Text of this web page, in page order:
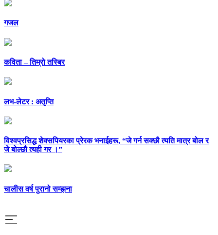
गजल
कविता – तिम्रो तस्बिर
लभ-लेटर : अतृप्ति
विश्वप्रसिद्ध शेक्सपियरका प्रेरक भनाईहरू, “जे गर्न सक्छौ त्यति मात्र बोल र
जे बोल्छौ त्यही गर ।”
चालीस वर्ष पुरानो सम्झना